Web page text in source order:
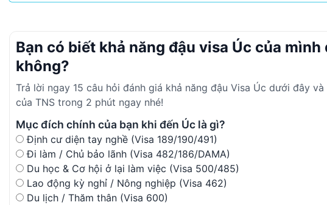
Bạn có biết khả năng đậu visa Úc của mình
không?
Trả lời ngay 15 câu hỏi đánh giá khả năng đậu Visa Úc dưới đây
của TNS trong 2 phút ngay nhé!
Mục đích chính của bạn khi đến Úc là gì?
Định cư diện tay nghề (Visa 189/190/491)
Đi làm / Chủ bảo lãnh (Visa 482/186/DAMA)
Du học & Cơ hội ở lại làm việc (Visa 500/485)
Lao động kỳ nghỉ / Nông nghiệp (Visa 462)
Du lịch / Thăm thân (Visa 600)